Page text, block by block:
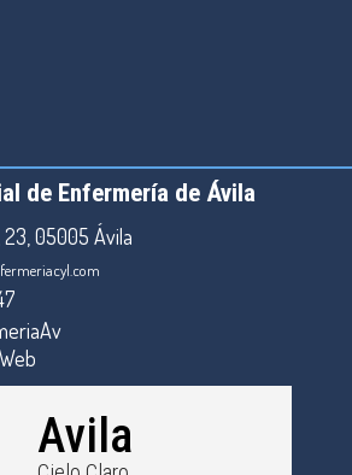
de Enfermería de Ávila
05005 Ávila
Avila